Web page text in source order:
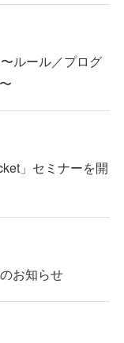
ルール／プログ
」セミナーを開
お知らせ